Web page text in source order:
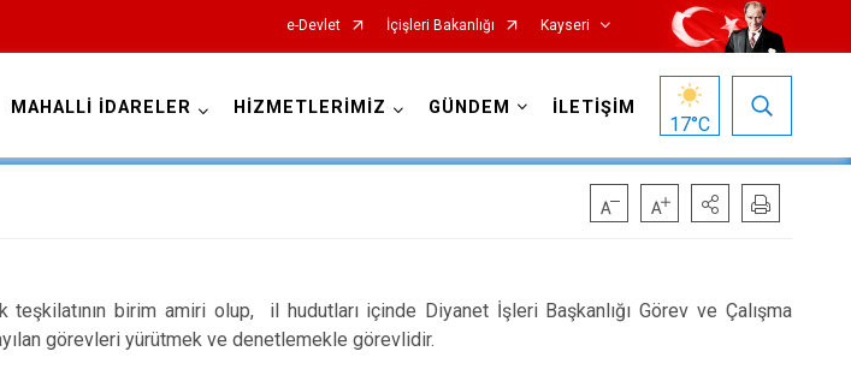
e-Devlet İçişleri Bakanlığı Kayseri
MAHALLİ İDARELER HİZMETLERİMİZ GÜNDEM İLETİŞİM
17°C
birim amiri olup, il hudutları içinde Diyanet İşleri Başkanlığı Görev ve Çalışma
görevleri yürütmek ve denetlemekle görevlidir.